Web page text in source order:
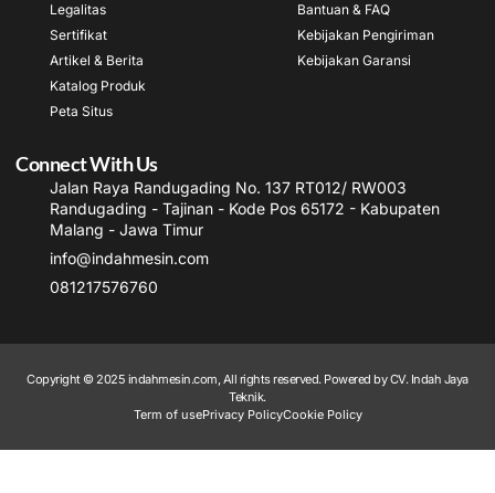
Legalitas
Sertifikat
Artikel & Berita
Katalog Produk
Peta Situs
Bantuan & FAQ
Kebijakan Pengiriman
Kebijakan Garansi
Connect With Us
Jalan Raya Randugading No. 137 RT012/ RW003
Randugading - Tajinan - Kode Pos 65172 - Kabupaten
Malang - Jawa Timur
info@indahmesin.com
081217576760
Copyright © 2025 indahmesin.com, All rights reserved. Powered by CV. Indah Jaya
Teknik.
Term of usePrivacy PolicyCookie Policy